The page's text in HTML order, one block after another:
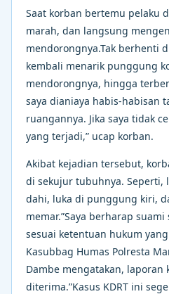
Saat korban bertemu pelaku
marah, dan langsung
mendorongnya.Tak berhenti
kembali menarik punggung
mendorongnya, hingga
saya dianiaya habis-habisan
ruangannya. Jika saya tidak
yang terjadi,” ucap korban.
Akibat kejadian tersebut,
di sekujur tubuhnya. Seperti,
dahi, luka di punggung kiri,
memar.”Saya berharap
sesuai ketentuan hukum
Kasubbag Humas Polresta
Dambe mengatakan, laporan
diterima.”Kasus KDRT ini